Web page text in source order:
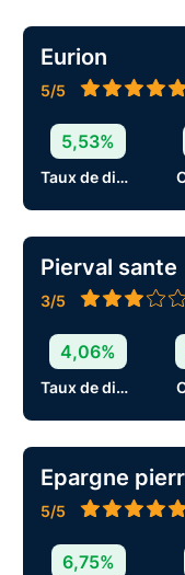
Eurion
5/5
5,53%
Taux de distribution
Pierval sante
3/5
4,06%
Taux de distribution
Epargne
5/5
6,75%